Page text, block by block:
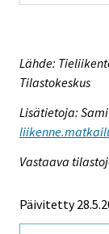
Lähde:
Tilastokeskus
Lisätietoja:
Vastaava
Päivitetty